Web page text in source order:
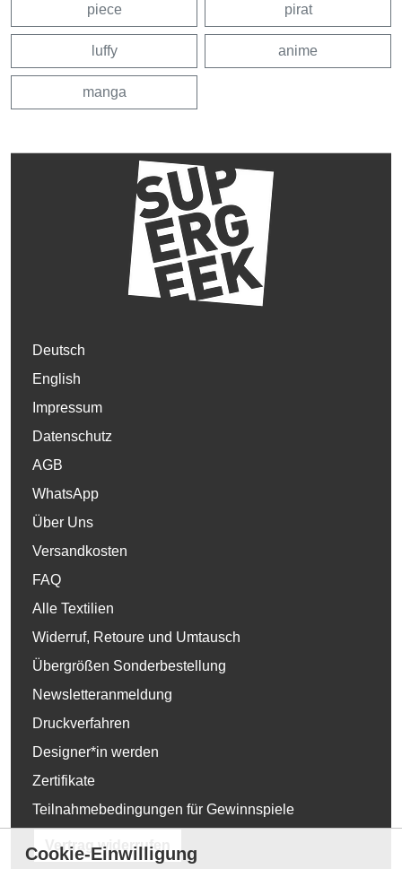
piece pirat
luffy anime
manga
Deutsch
English
Impressum
Datenschutz
AGB
WhatsApp
Über Uns
Versandkosten
FAQ
Alle Textilien
Widerruf, Retoure und Umtausch
Übergrößen Sonderbestellung
Newsletteranmeldung
Druckverfahren
Designer*in werden
Zertifikate
Teilnahmebedingungen für Gewinnspiele
Vertrag widerrufen
Cookie-Einwilligung